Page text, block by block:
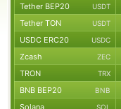
Tether BEP20 USDT
Tether TON USDT
USDC ERC20 USDC
Zcash ZEC
TRON TRX
BNB BEP20 BNB
Solana SOL